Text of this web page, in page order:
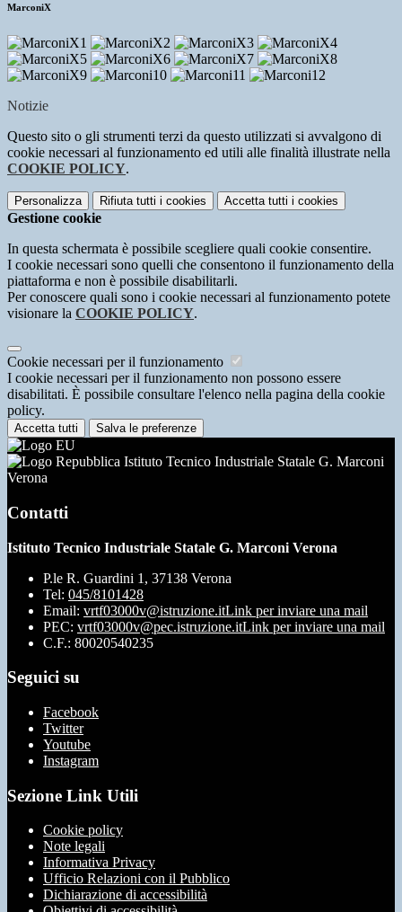
MarconiX
Notizie
Questo sito o gli strumenti terzi da questo utilizzati si avvalgono di
cookie necessari al funzionamento ed utili alle finalità illustrate nella
COOKIE POLICY.
Personalizza Rifiuta tutti i cookies Accetta tutti i cookies
Gestione cookie
In questa schermata è possibile scegliere quali cookie consentire.
I cookie necessari sono quelli che consentono il funzionamento della
piattaforma e non è possibile disabilitarli.
Per conoscere quali sono i cookie necessari al funzionamento potete
visionare la COOKIE POLICY.
Cookie necessari per il funzionamento
I cookie necessari per il funzionamento non possono essere
disabilitati. È possibile consultare l'elenco nella pagina della cookie
policy.
Accetta tutti Salva le preferenze
Istituto Tecnico Industriale Statale G. Marconi
Verona
Contatti
Istituto Tecnico Industriale Statale G. Marconi Verona
P.le R. Guardini 1, 37138 Verona
Tel: 045/8101428
Email: vrtf03000v@istruzione.itLink per inviare una mail
PEC: vrtf03000v@pec.istruzione.itLink per inviare una mail
C.F.: 80020540235
Seguici su
Facebook
Twitter
Youtube
Instagram
Sezione Link Utili
Cookie policy
Note legali
Informativa Privacy
Ufficio Relazioni con il Pubblico
Dichiarazione di accessibilità